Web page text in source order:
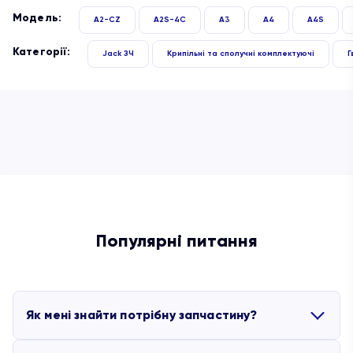
Модель: A2-CZ A2S-4C A3 A4 A4S
Категорії: Jack ЗЧ Крипільні та сполучні комплектуючі
Популярні питання
Як мені знайти потрібну запчастину?